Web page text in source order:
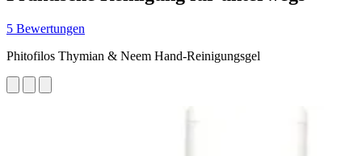
5 Bewertungen
Phitofilos Thymian & Neem Hand-Reinigungsgel